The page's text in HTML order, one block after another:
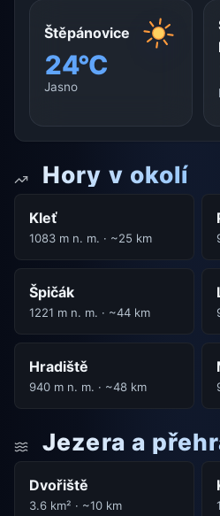
Štěpánovice
24°C
Jasno
Hory v okolí
Kleť
1083 m n. m. · ~25 km
Špičák
1221 m n. m. · ~44 km
Hradiště
940 m n. m. · ~48 km
Jezera a
Dvořiště
3.6 km² · ~10 km